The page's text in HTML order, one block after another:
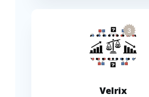
3
Velrix